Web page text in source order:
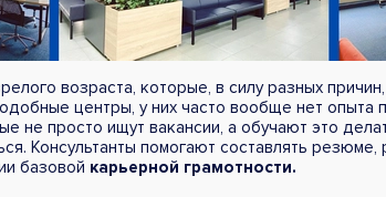
возраста, которые, в силу разных
центры, у них часто вообще нет опыта
не просто ищут вакансии, а обучают это
Консультанты помогают составлять
базовой карьерной грамотности.